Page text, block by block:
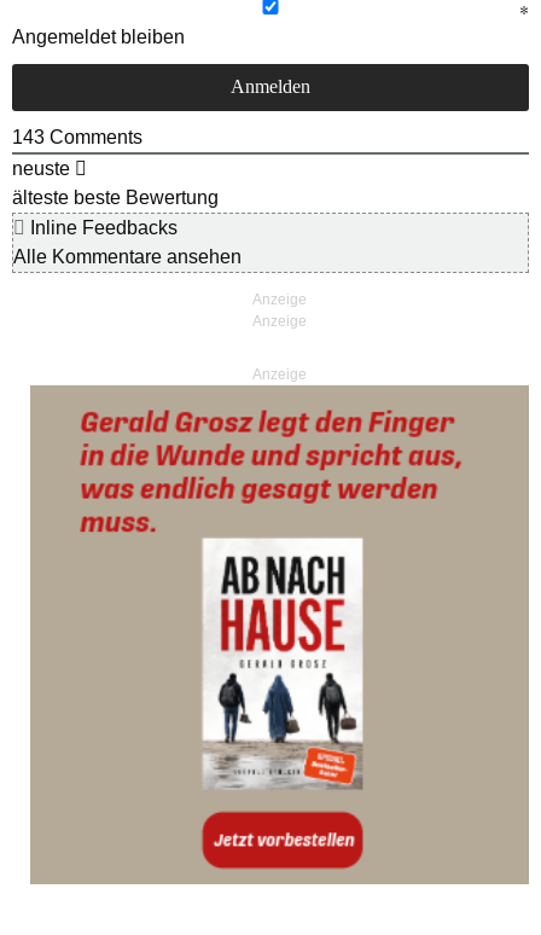
Angemeldet bleiben
143 Comments
neuste
älteste beste Bewertung
Inline Feedbacks
Alle Kommentare ansehen
Anzeige